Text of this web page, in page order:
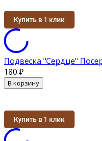
Купить в 1 клик
Подвеска "Сердце"
180 ₽
В корзину
Купить в 1 клик